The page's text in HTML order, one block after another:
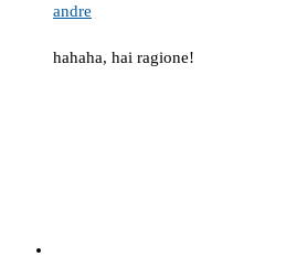
andre
hahaha, hai ragione!